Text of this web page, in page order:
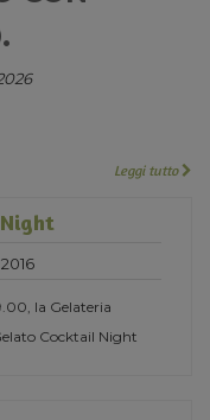
Leggi tutto
la Gelateria
Cocktail Night